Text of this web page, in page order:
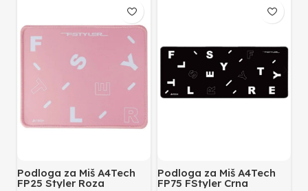
Podloga za Miš A4Tech
FP25 Styler Roza
Podloga za Miš A4Tech
FP75 FStyler Crna